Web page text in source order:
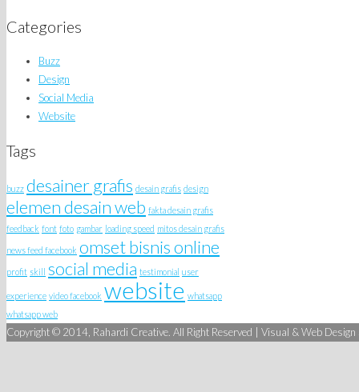
Categories
Buzz
Design
Social Media
Website
Tags
buzz desainer grafis desain grafis design
elemen desain web fakta desain grafis
feedback font foto gambar loading speed mitos desain grafis
news feed facebook omset bisnis online
profit skill social media testimonial user
experience video facebook website whatsapp
whatsapp web
Copyright © 2014, Rahardi Creative. All Right Reserved | Visual & Web Design